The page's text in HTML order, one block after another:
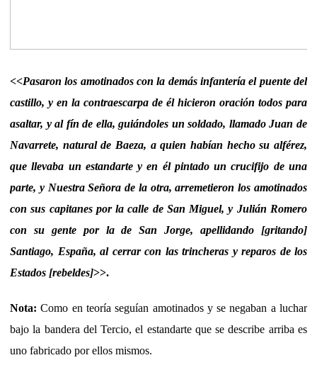
<<Pasaron los amotinados con la demás infantería el puente del
castillo, y en la contraescarpa de él hicieron oración todos para
asaltar, y al fín de ella, guiándoles un soldado, llamado Juan de
Navarrete, natural de Baeza, a quien habían hecho su alférez,
que llevaba un estandarte y en él pintado un crucifijo de una
parte, y Nuestra Señora de la otra, arremetieron los amotinados
con sus capitanes por la calle de San Miguel, y Julián Romero
con su gente por la de San Jorge, apellidando [gritando]
Santiago, España, al cerrar con las trincheras y reparos de los
Estados [rebeldes]>>.
Nota: Como en teoría seguían amotinados y se negaban a luchar
bajo la bandera del Tercio, el estandarte que se describe arriba es
uno fabricado por ellos mismos.